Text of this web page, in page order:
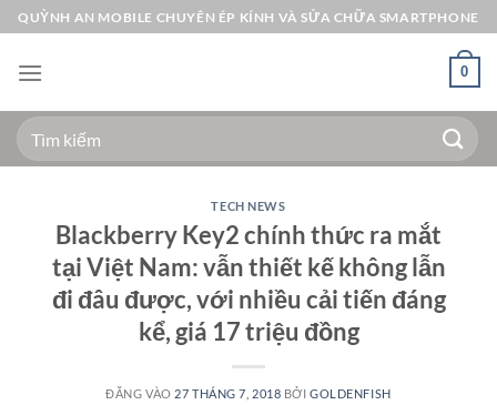
Bỏ
qua
nội
QUỲNH AN MOBILE CHUYÊN ÉP KÍNH VÀ SỬA CHỮA SMARTPHONE
0
Tìm
kiếm:
TECH NEWS
Blackberry Key2 chính thức ra mắt
tại Việt Nam: vẫn thiết kế không lẫn
đi đâu được, với nhiều cải tiến đáng
kể, giá 17 triệu đồng
ĐĂNG VÀO 27 THÁNG 7, 2018 BỞIGOLDENFISH